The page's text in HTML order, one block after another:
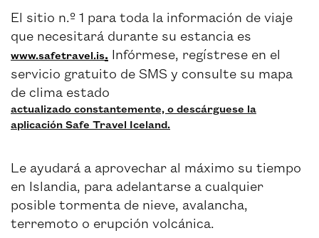
El sitio n.º 1 para toda la información de viaje
que necesitará durante su estancia es
www.safetravel.is. Infórmese, regístrese en el
servicio gratuito de SMS y consulte su mapa
de clima estado
actualizado constantemente, o descárguese la
aplicación Safe Travel Iceland.
Le ayudará a aprovechar al máximo su tiempo
en Islandia, para adelantarse a cualquier
posible tormenta de nieve, avalancha,
terremoto o erupción volcánica.